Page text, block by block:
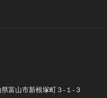
富山市新根塚町３-１-３